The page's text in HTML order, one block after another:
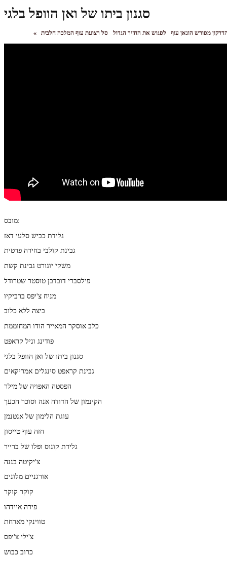
סגנון ביתו של ואן הוופל בלגי
« מפורש הונאן עוף לפגוש את החזיר הגדול
מובס:
גלידת כביש סלעי דאז
גבינת קולבי בחירה פרטית
משקי יוגורט גבינת קשת
פילסברי דובדבן טוסטר שטרודל
מניח צ'יפס ברביקיו
ביצה ללא כלוב
כלב אוסקר המאייר הודו המחוממת
פודינג וניל קראפט
סגנון ביתו של ואן הוופל בלגי
גבינת קראפט סינגלים אמריקאים
הפסטה האפויה של מילר
הקינמון של הדודה אנה וסוכר הכעך
עוגת הלימון של אנטנמן
חזה עוף טייסון
גלידת קונוס ופלו של ברייר
צ'יקיטה בננה
אורגניים מלונים
קוקר קוקר
פירה איידהו
טווינקי מארחת
צ'ילי צ'יפס
כרוב כבוש